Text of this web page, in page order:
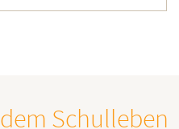
Schulleben